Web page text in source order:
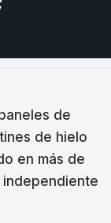
de
de hielo
en más de
independiente